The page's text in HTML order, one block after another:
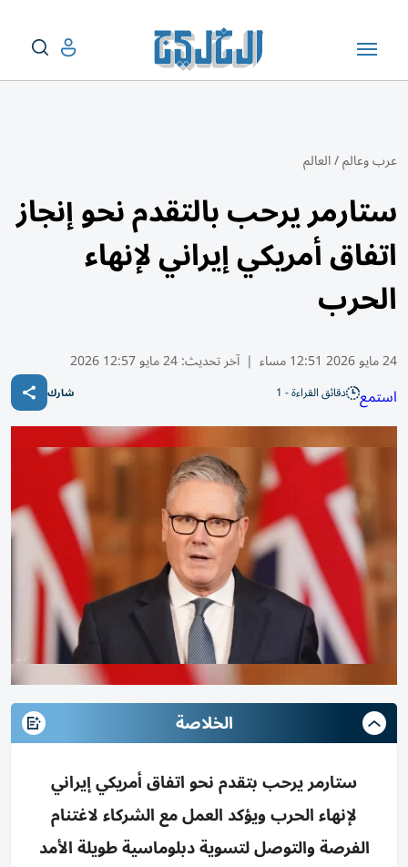
عرب وعالم/العالم
ستارمر يرحب بالتقدم نحو إنجاز
اتفاق أمريكي إيراني لإنهاء
الحرب
24 مايو 2026 12:51 مساء | آخر تحديث:24 مايو 12:57 2026
استمع دقائق القراءة - 1 شارك
الخلاصة
ستارمر يرحب بتقدم نحو اتفاق أمريكي إيراني
لإنهاء الحرب ويؤكد العمل مع الشركاء لاغتنام
الفرصة والتوصل لتسوية دبلوماسية طويلة الأمد